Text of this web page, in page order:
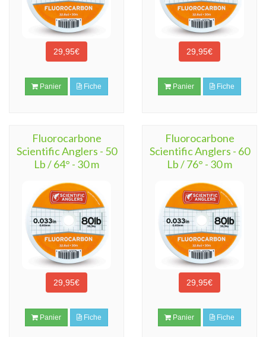
29,95€
Panier Fiche
29,95€
Panier Fiche
Fluorocarbone
Scientific Anglers - 50
Lb / 64° - 30 m
29,95€
Panier Fiche
Fluorocarbone
Scientific Anglers - 60
Lb / 76° - 30 m
29,95€
Panier Fiche